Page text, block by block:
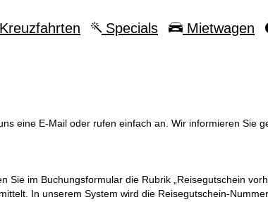
Kreuzfahrten Specials Mietwagen
eine E-Mail oder rufen einfach an. Wir informieren Sie
im Buchungsformular die Rubrik „Reisegutschein
In unserem System wird die Reisegutschein-